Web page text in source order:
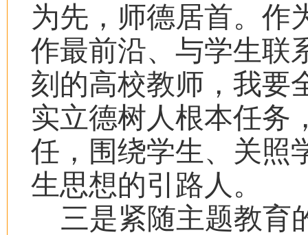
为先，师德居首。作
作最前沿、与学生联
刻的高校教师，我要
实立德树人根本任务
任，围绕学生、关照
生思想的引路人。
三是紧随主题教育